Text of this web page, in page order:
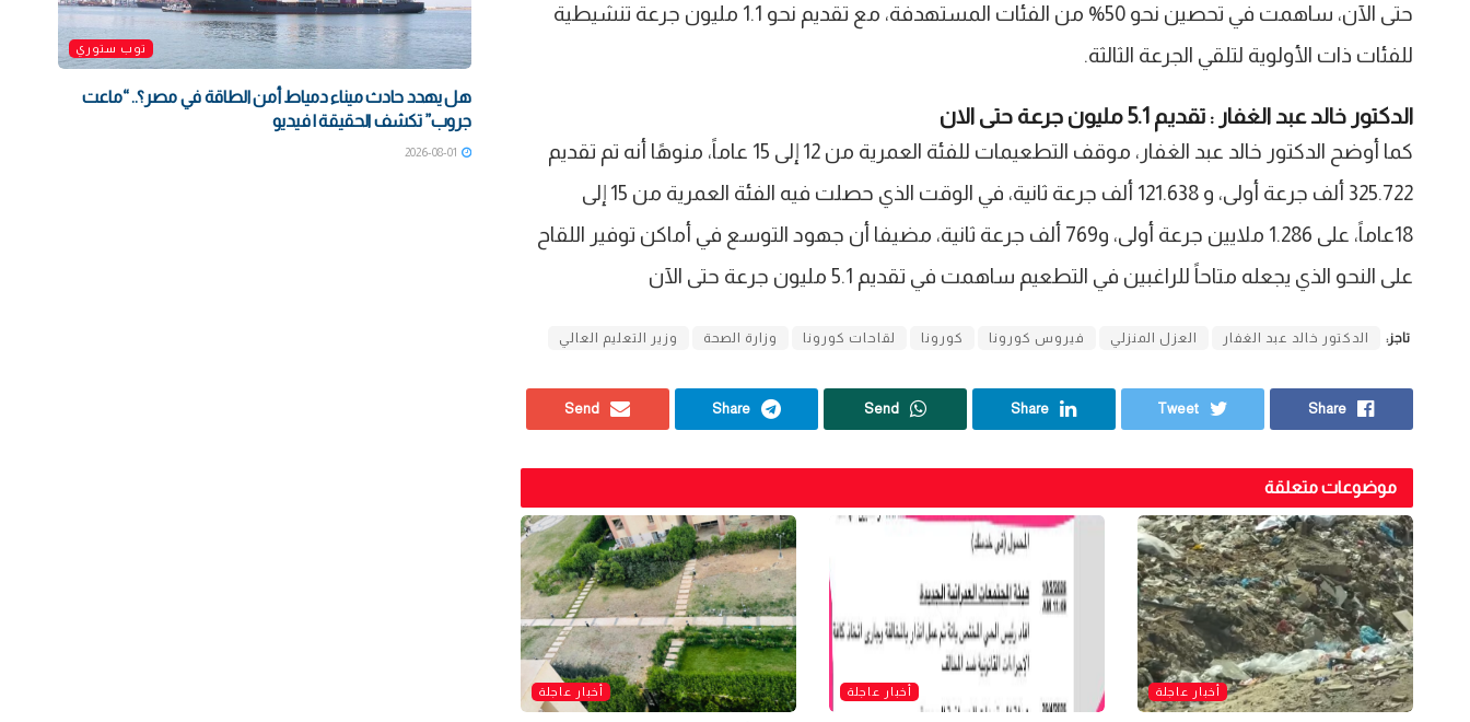
حتى الآن، ساهمت في تحصين نحو 50% من الفئات المستهدفة، مع تقديم نحو 1.1 مليون جرعة تنشيطية
للفئات ذات الأولوية لتلقي الجرعة الثالثة.
الدكتور خالد عبد الغفار : تقديم 5.1 مليون جرعة حتى الان
كما أوضح الدكتور خالد عبد الغفار، موقف التطعيمات للفئة العمرية من 12 إلى 15 عاماً، منوهًا أنه تم تقديم
325.722 ألف جرعة أولى، و 121.638 ألف جرعة ثانية، في الوقت الذي حصلت فيه الفئة العمرية من 15 إلى
18عاماً، على 1.286 ملايين جرعة أولى، و769 ألف جرعة ثانية، مضيفا أن جهود التوسع في أماكن توفير اللقاح
على النحو الذي يجعله متاحاً للراغبين في التطعيم ساهمت في تقديم 5.1 مليون جرعة حتى الآن
تاجز: الدكتور خالد عبد الغفار العزل المنزلي فيروس كورونا كورونا لقاحات كورونا وزارة الصحة وزير التعليم العالي
Share
Tweet
Share
Send
Share
Send
موضوعات متعلقة
أخبار عاجلة أخبار عاجلة أخبار عاجلة
توب ستوري
هل يهدد حادث ميناء دمياط أمن الطاقة في مصر؟.. “ماعت
جروب” تكشف الحقيقة | فيديو